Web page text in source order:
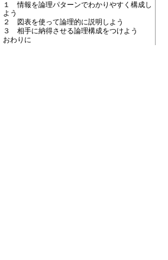
１ 情報を論理パターンでわかりやすく構成し
よう
２ 図表を使って論理的に説明しよう
３ 相手に納得させる論理構成をつけよう
おわりに